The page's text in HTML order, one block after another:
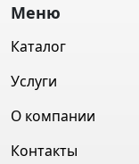
Меню
Каталог
Услуги
О компании
Контакты